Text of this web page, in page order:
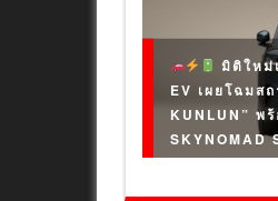
มิติใหม่
EV เผยโฉมส
KUNLUN” พ
SKYNOMAD